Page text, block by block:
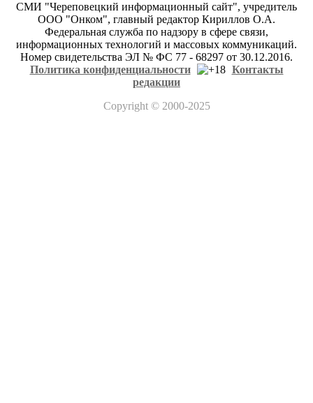
СМИ "Череповецкий информационный сайт", учредитель
ООО "Онком", главный редактор Кириллов О.А.
Федеральная служба по надзору в сфере связи,
информационных технологий и массовых коммуникаций.
Номер свидетельства ЭЛ № ФС 77 - 68297 от 30.12.2016.
Политика конфиденциальности
Контакты
редакции
Copyright© 2000-2025